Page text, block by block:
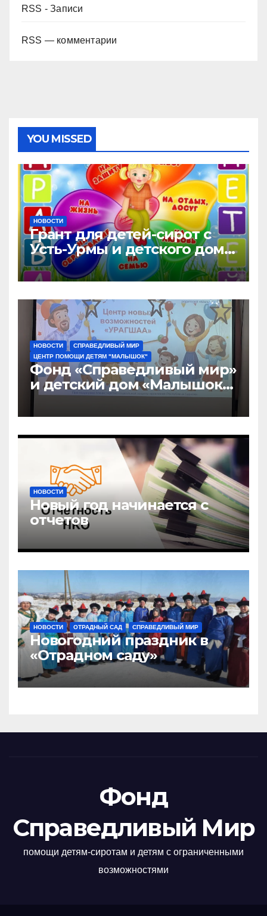
RSS - Записи
RSS — комментарии
YOU MISSED
НОВОСТИ
Грант для детей-сирот с
Усть-Урмы и детского дома
«Малышок»
НОВОСТИ
СПРАВЕДЛИВЫЙ МИР
ЦЕНТР ПОМОЩИ ДЕТЯМ "МАЛЫШОК"
Фонд «Справедливый мир»
и детский дом «Малышок»
открыли центр новых
возможностей «УРАГШАА»
НОВОСТИ
Новый год начинается с
отчетов
НОВОСТИ ОТРАДНЫЙ САД СПРАВЕДЛИВЫЙ МИР
Новогодний праздник в
«Отрадном саду»
Фонд
Справедливый Мир
помощи детям-сиротам и детям с ограниченными
возможностями